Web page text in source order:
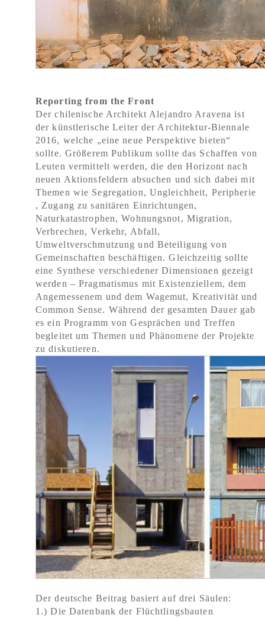
Reporting from the Front
Der chilenische Architekt Alejandro Aravena ist
der künstlerische Leiter der Architektur-Biennale
2016, welche „eine neue Perspektive bieten“
sollte. Größerem Publikum sollte das Schaffen von
Leuten vermittelt werden, die den Horizont nach
neuen Aktionsfeldern absuchen und sich dabei mit
Themen wie Segregation, Ungleichheit, Peripherie
, Zugang zu sanitären Einrichtungen,
Naturkatastrophen, Wohnungsnot, Migration,
Verbrechen, Verkehr, Abfall,
Umweltverschmutzung und Beteiligung von
Gemeinschaften beschäftigen. Gleichzeitig sollte
eine Synthese verschiedener Dimensionen gezeigt
werden – Pragmatismus mit Existenziellem, dem
Angemessenem und dem Wagemut, Kreativität und
Common Sense. Während der gesamten Dauer gab
es ein Programm von Gesprächen und Treffen
begleitet um Themen und Phänomene der Projekte
zu diskutieren.
Der deutsche Beitrag basiert auf drei Säulen:
1.) Die Datenbank der Flüchtlingsbauten